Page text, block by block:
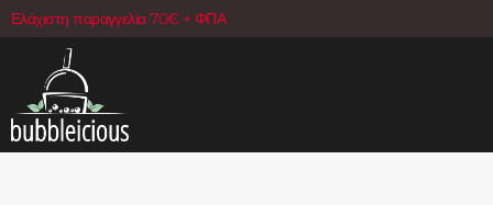
Ελάχιστη παραγγελία 70€ + ΦΠΑ